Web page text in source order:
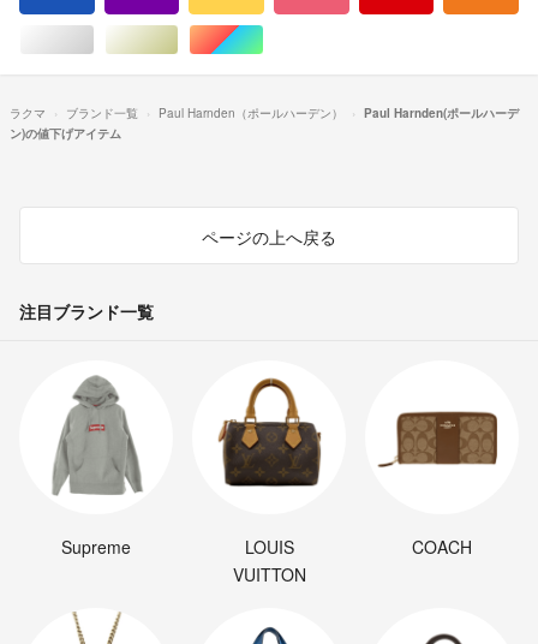
シルバー/銀色系ゴールド/金色系マルチカラー
ラクマ ブランド一覧 Paul Harnden（ポールハーデン）
Paul Harnden(ポールハーデ
ン)の値下げアイテム
ページの上へ戻る
注目ブランド一覧
Supreme
LOUIS
VUITTON
COACH